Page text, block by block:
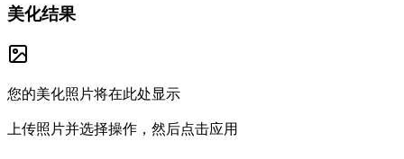
美化结果
您的美化照片将在此处显示
上传照片并选择操作，然后点击应用